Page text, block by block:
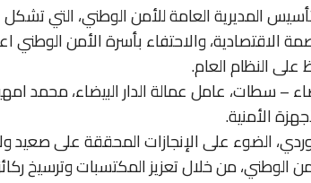
ولاية أمن الدار البيضاء، اليوم السبت، بالذكرى ال 70 لتأسيس المديرية العامة للأمن الوطني، التي تشكل
والاحتفاء بأسرة الأمن الوطني
على النظام العام.
– سطات، عامل عمالة الدار البيضاء، محمد
الأمنية.
الضوء على الإنجازات المحققة على صعيد
الوطني، من خلال تعزيز المكتسبات وترسيخ